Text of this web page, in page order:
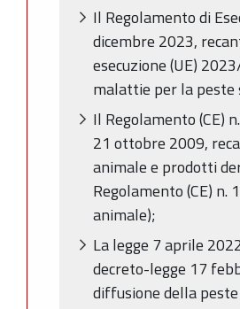
Il Regolamento di
dicembre 2023,
esecuzione (UE)
malattie per la peste
Il Regolamento (CE)
21 ottobre 2009,
animale e prodotti
Regolamento (CE)
animale);
La legge 7 aprile
decreto-legge 17
diffusione della